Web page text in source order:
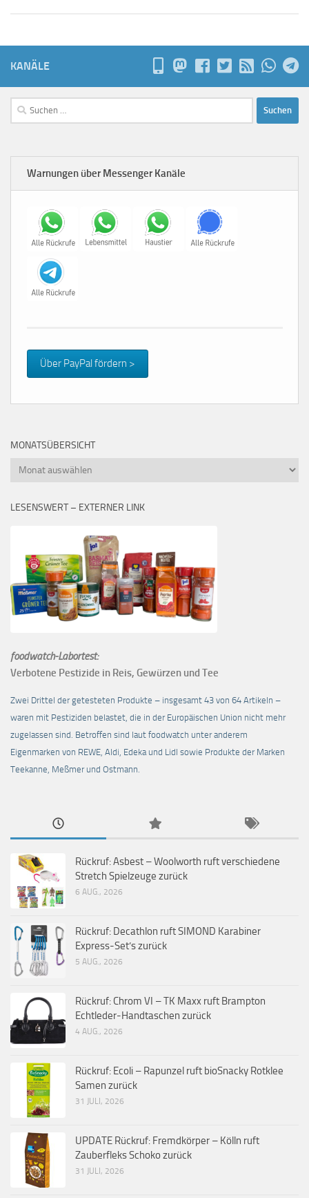
KANÄLE
Suchen
nach:
Warnungen über Messenger Kanäle
Über PayPal fördern >
MONATSÜBERSICHT
Monatsübersicht
LESENSWERT – EXTERNER LINK
foodwatch-Labortest:
Verbotene Pestizide in Reis, Gewürzen und Tee
Zwei Drittel der getesteten Produkte – insgesamt 43 von 64 Artikeln –
waren mit Pestiziden belastet, die in der Europäischen Union nicht mehr
zugelassen sind. Betroffen sind laut foodwatch unter anderem
Eigenmarken von REWE, Aldi, Edeka und Lidl sowie Produkte der Marken
Teekanne, Meßmer und Ostmann.
Rückruf: Asbest – Woolworth ruft verschiedene
Stretch Spielzeuge zurück
6 AUG., 2026
Rückruf: Decathlon ruft SIMOND Karabiner
Express-Set’s zurück
5 AUG., 2026
Rückruf: Chrom VI – TK Maxx ruft Brampton
Echtleder-Handtaschen zurück
4 AUG., 2026
Rückruf: Ecoli – Rapunzel ruft bioSnacky Rotklee
Samen zurück
31 JULI, 2026
UPDATE Rückruf: Fremdkörper – Kölln ruft
Zauberfleks Schoko zurück
31 JULI, 2026